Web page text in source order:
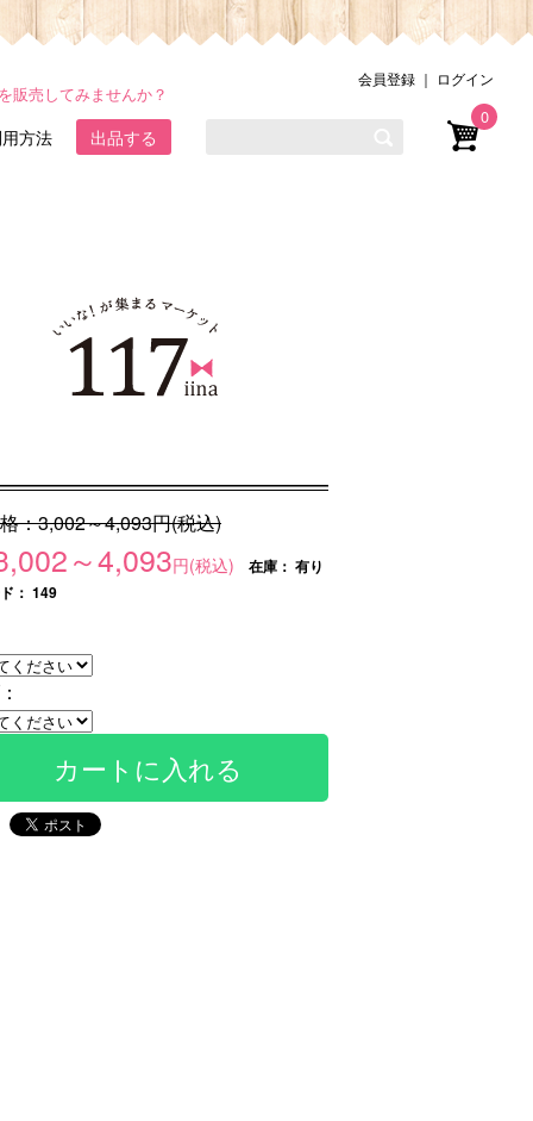
販売してみませんか？
方法 出品する
会員登録 ｜ ログイン
0
：3,002～4,093円(税込)
～4,093円(税込) 在庫： 有り
： 149
カートに入れる